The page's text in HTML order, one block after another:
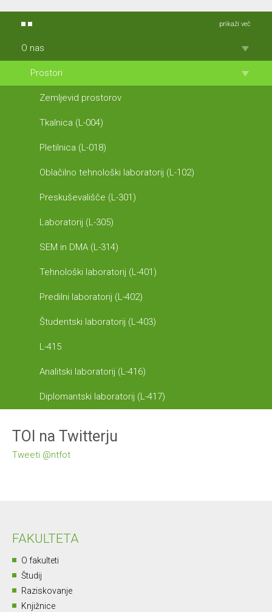
prikaži več
O nas
Prostori
Zemljevid prostorov
Tkalnica (L-004)
Pletilnica (L-018)
Oblačilno tehnološki laboratorij (L-102)
Preskuševališče (L-301)
Laboratorij (L-305)
SEM in DMA (L-314)
Tehnološki laboratorij (L-401)
Predilni laboratorij (L-402)
Študentski laboratorij (L-403)
L-415
Analitski laboratorij (L-416)
Diplomantski laboratorij (L-417)
TOI na Twitterju
Tweeti @ntfot
FAKULTETA
O fakulteti
Študij
Raziskovanje
Knjižnice